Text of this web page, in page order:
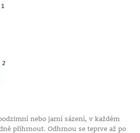
nebo jarní sázení, v každém
přihrnout. Odhrnou se teprve až po